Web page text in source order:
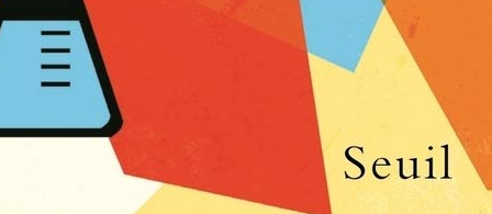
Animaux – Parfait pour se Détendre et Réduire Le